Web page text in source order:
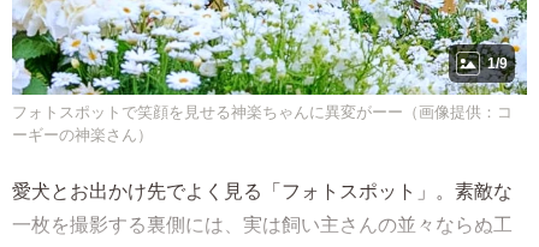
1/9
フォトスポットで笑顔を見せる神楽ちゃんに異変がーー（画像提供：コ
ーギーの神楽さん）
愛犬とお出かけ先でよく見る「フォトスポット」。素敵な
一枚を撮影する裏側には、実は飼い主さんの並々ならぬ工